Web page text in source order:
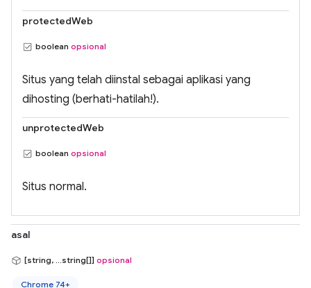
protectedWeb
boolean opsional
Situs yang telah diinstal sebagai aplikasi yang
dihosting (berhati-hatilah!).
unprotectedWeb
boolean opsional
Situs normal.
asal
[string, ...string[]] opsional
Chrome 74+